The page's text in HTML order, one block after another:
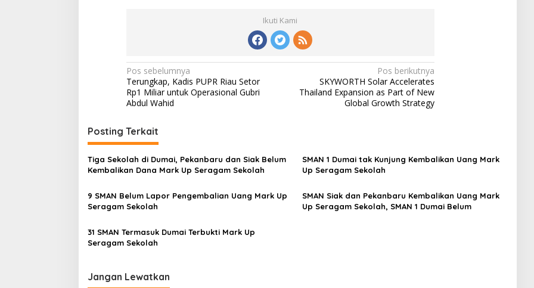
Ikuti Kami
Navigasi
pos
Pos sebelumnya
Terungkap, Kadis PUPR Riau Setor
Rp1 Miliar untuk Operasional Gubri
Abdul Wahid
Pos berikutnya
SKYWORTH Solar Accelerates
Thailand Expansion as Part of New
Global Growth Strategy
Posting Terkait
Tiga Sekolah di Dumai, Pekanbaru dan Siak Belum
Kembalikan Dana Mark Up Seragam Sekolah
SMAN 1 Dumai tak Kunjung Kembalikan Uang Mark
Up Seragam Sekolah
9 SMAN Belum Lapor Pengembalian Uang Mark Up
Seragam Sekolah
SMAN Siak dan Pekanbaru Kembalikan Uang Mark
Up Seragam Sekolah, SMAN 1 Dumai Belum
31 SMAN Termasuk Dumai Terbukti Mark Up
Seragam Sekolah
Jangan Lewatkan